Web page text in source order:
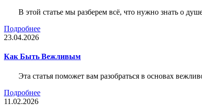
В этой статье мы разберем всё, что нужно знать о
Подробнее
23.04.2026
Как Быть Вежливым
Эта статья поможет вам разобраться в основах
Подробнее
11.02.2026